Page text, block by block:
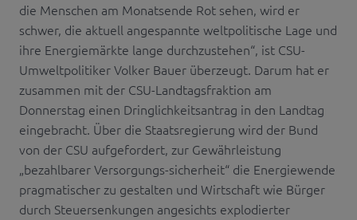
die Menschen am Monatsende Rot sehen, wird er
schwer, die aktuell angespannte weltpolitische Lage und
ihre Energiemärkte lange durchzustehen“, ist CSU-
Umweltpolitiker Volker Bauer überzeugt. Darum hat er
zusammen mit der CSU-Landtagsfraktion am
Donnerstag einen Dringlichkeitsantrag in den Landtag
eingebracht. Über die Staatsregierung wird der Bund
von der CSU aufgefordert, zur Gewährleistung
„bezahlbarer Versorgungs-sicherheit“ die Energiewende
pragmatischer zu gestalten und Wirtschaft wie Bürger
durch Steuersenkungen angesichts explodierter